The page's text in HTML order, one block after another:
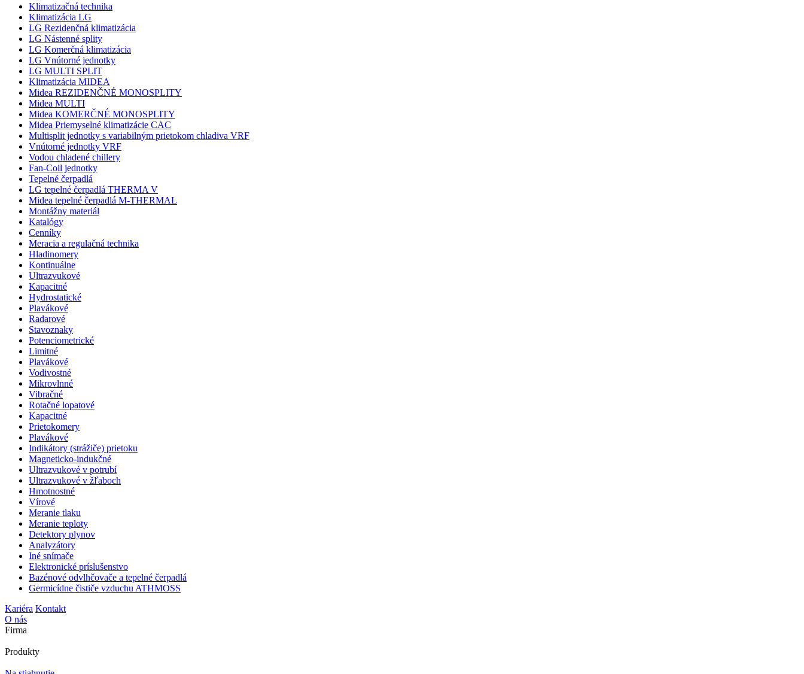
Klimatizačná technika
Klimatizácia LG
LG Rezidenčná klimatizácia
LG Nástenné splity
LG Komerčná klimatizácia
LG Vnútorné jednotky
LG MULTI SPLIT
Klimatizácia MIDEA
Midea REZIDENČNÉ MONOSPLITY
Midea MULTI
Midea KOMERČNÉ MONOSPLITY
Midea Priemyselné klimatizácie CAC
Multisplit jednotky s variabilným prietokom chladiva VRF
Vnútorné jednotky VRF
Vodou chladené chillery
Fan-Coil jednotky
Tepelné čerpadlá
LG tepelné čerpadlá THERMA V
Midea tepelné čerpadlá M-THERMAL
Montážny materiál
Katalógy
Cenníky
Meracia a regulačná technika
Hladinomery
Kontinuálne
Ultrazvukové
Kapacitné
Hydrostatické
Plavákové
Radarové
Stavoznaky
Potenciometrické
Limitné
Plavákové
Vodivostné
Mikrovlnné
Vibračné
Rotačné lopatové
Kapacitné
Prietokomery
Plavákové
Indikátory (strážiče) prietoku
Magneticko-indukčné
Ultrazvukové v potrubí
Ultrazvukové v žľaboch
Hmotnostné
Vírové
Meranie tlaku
Meranie teploty
Detektory plynov
Analyzátory
Iné snímače
Elektronické príslušenstvo
Bazénové odvlhčovače a tepelné čerpadlá
Germicídne čističe vzduchu ATHMOSS
Kariéra Kontakt
O nás
Firma
Produkty